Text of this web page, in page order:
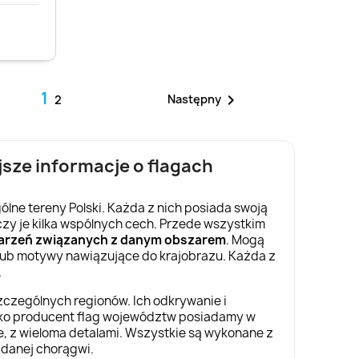
1 2 Następny
informacje o flagach
tereny Polski. Każda z nich posiada swoją
je kilka wspólnych cech. Przede wszystkim
związanych z danym obszarem. Mogą
motywy nawiązujące do krajobrazu. Każda z
regionów. Ich odkrywanie i
producent flag województw posiadamy w
wieloma detalami. Wszystkie są wykonane z
chorągwi.